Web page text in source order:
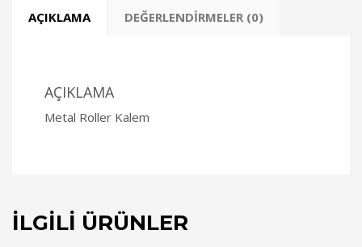
AÇIKLAMA DEĞERLENDIRMELER (0)
AÇIKLAMA
Metal Roller Kalem
İLGILI ÜRÜNLER